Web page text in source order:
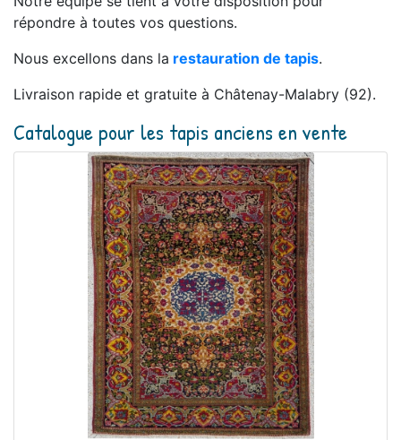
répondre à toutes vos questions.
Nous excellons dans la restauration de tapis.
Livraison rapide et gratuite à Châtenay-Malabry (92).
Catalogue pour les tapis anciens en vente